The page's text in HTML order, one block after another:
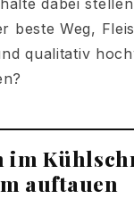
dabei
beste Weg,
qualitativ
im
auftauen